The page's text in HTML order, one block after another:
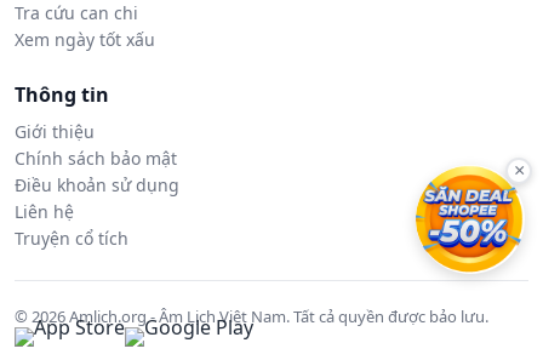
Tra cứu can chi
Xem ngày tốt xấu
Thông tin
Giới thiệu
Chính sách bảo mật
Điều khoản sử dụng
Liên hệ
Truyện cổ tích
© 2026 Amlich.org - Âm Lịch Việt Nam. Tất cả quyền được bảo lưu.
×